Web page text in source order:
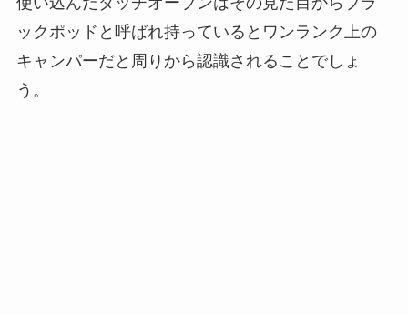
ックポッドと呼ばれ持っているとワンランク上の
キャンパーだと周りから認識されることでしょ
う。